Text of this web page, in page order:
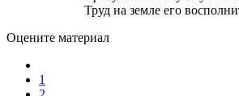
Труд на земле его
Оцените материал
1